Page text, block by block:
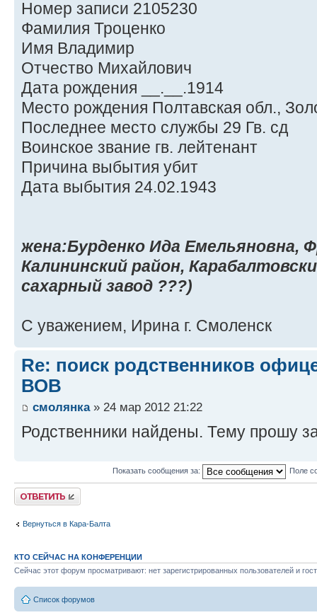
Номер записи 2105230
Фамилия Троценко
Имя Владимир
Отчество Михайлович
Дата рождения __.__.1914
Место рождения Полтавская обл.,
Последнее место службы 29 Гв. сд
Воинское звание гв. лейтенант
Причина выбытия убит
Дата выбытия 24.02.1943
жена:Бурденко Ида Емельяновна,
Калининский район,
сахарный завод ???)
С уважением, Ирина г. Смоленск
Re: поиск родственников
ВОВ
смолянка» 24 мар 2012 21:22
Родственники найдены. Тему прошу
Показать сообщения за: Поле
Ответить
Вернуться в Кара-Балта
КТО СЕЙЧАС НА КОНФЕРЕНЦИИ
Сейчас этот форум просматривают: нет зарегистрированных пользователей и
Список форумов